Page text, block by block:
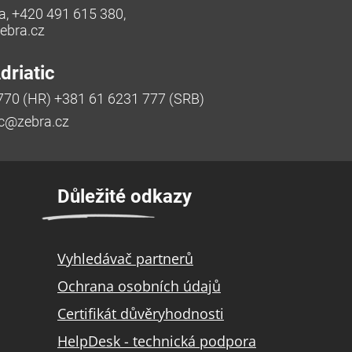
+420 491 615 380,
(HR) +381 61 6231 777 (SRB)
Důležité odkazy
Vyhledávač partnerů
Ochrana osobních údajů
Certifikát důvěryhodnosti
HelpDesk - technická podpora